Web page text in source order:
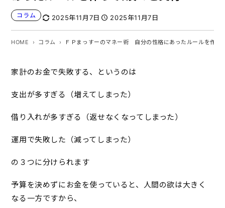
コラム 2025年11月7日 2025年11月7日
HOME コラム ＦＰまっすーのマネー術 自分の性格にあったルールを作っ
家計のお金で失敗する、というのは
支出が多すぎる（増えてしまった）
借り入れが多すぎる（返せなくなってしまった）
運用で失敗した（減ってしまった）
の３つに分けられます
予算を決めずにお金を使っていると、人間の欲は大きく
なる一方ですから、